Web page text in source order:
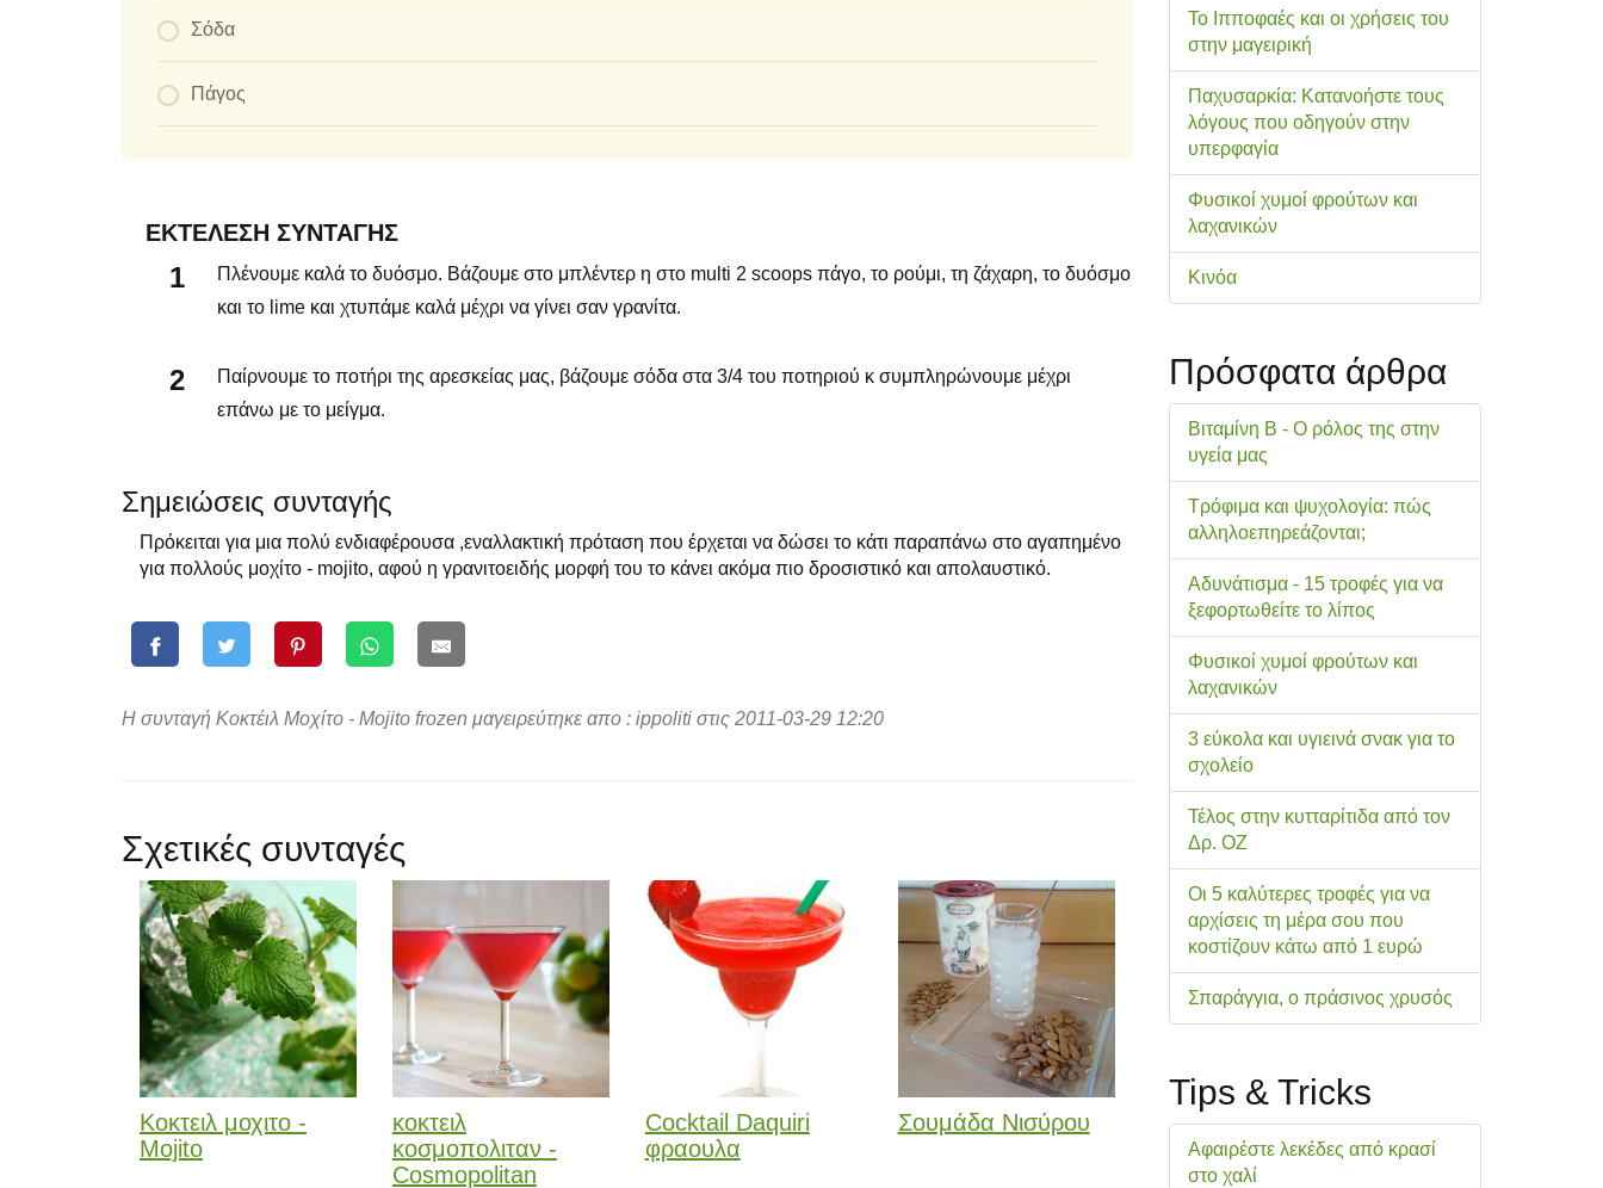
Σόδα
Πάγος
ΕΚΤΈΛΕΣΗ ΣΥΝΤΑΓΉΣ
Πλένουμε καλά το δυόσμο. Βάζουμε στο μπλέντερ η στο multi 2 scoops πάγο, το ρούμι, τη ζάχαρη, το δυόσμο
και το lime και χτυπάμε καλά μέχρι να γίνει σαν γρανίτα.
Παίρνουμε το ποτήρι της αρεσκείας μας, βάζουμε σόδα στα 3/4 του ποτηριού κ συμπληρώνουμε μέχρι
επάνω με το μείγμα.
Σημειώσεις συνταγής
Πρόκειται για μια πολύ ενδιαφέρουσα ,εναλλακτική πρόταση που έρχεται να δώσει το κάτι παραπάνω στο αγαπημένο
για πολλούς μοχίτο - mojito, αφού η γρανιτοειδής μορφή του το κάνει ακόμα πιο δροσιστικό και απολαυστικό.
Η συνταγή Κοκτέιλ Μοχίτο - Mojito frozen μαγειρεύτηκε απο : ippoliti στις 2011-03-29 12:20
Σχετικές συνταγές
Κοκτειλ μοχιτο -
Mojito
κοκτειλ
κοσμοπολιταν -
Cosmopolitan
Cocktail Daquiri
φραουλα
Σουμάδα Νισύρου
Το Ιπποφαές και οι χρήσεις του
στην μαγειρική
Παχυσαρκία: Κατανοήστε τους
λόγους που οδηγούν στην
υπερφαγία
Φυσικοί χυμοί φρούτων και
λαχανικών
Κινόα
Πρόσφατα άρθρα
Βιταμίνη Β - Ο ρόλος της στην
υγεία μας
Τρόφιμα και ψυχολογία: πώς
αλληλοεπηρεάζονται;
Αδυνάτισμα - 15 τροφές για να
ξεφορτωθείτε το λίπος
Φυσικοί χυμοί φρούτων και
λαχανικών
3 εύκολα και υγιεινά σνακ για το
σχολείo
Τέλος στην κυτταρίτιδα από τον
Δρ. ΟΖ
Οι 5 καλύτερες τροφές για να
αρχίσεις τη μέρα σου που
κοστίζουν κάτω από 1 ευρώ
Σπαράγγια, ο πράσινος χρυσός
Tips & Tricks
Αφαιρέστε λεκέδες από κρασί
στο χαλί